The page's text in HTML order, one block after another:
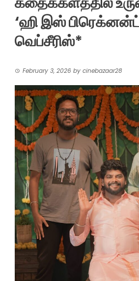
‘ஹி இஸ்
வெப்சீரிஸ்*
February 3, 2026 by cinebazaar28